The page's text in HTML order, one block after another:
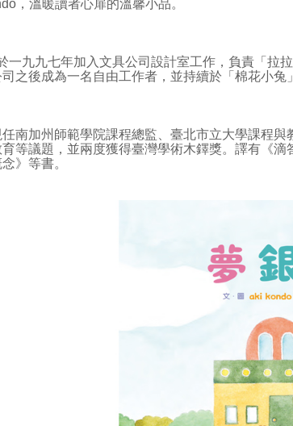
，溫暖讀者心扉的溫馨小品。
九九七年加入文具公司設計室工作，負責「拉
之後成為一名自由工作者，並持續於「棉花小兔
南加州師範學院課程總監、臺北市立大學課程與
等議題，並兩度獲得臺灣學術木鐸獎。譯有《滴
》等書。